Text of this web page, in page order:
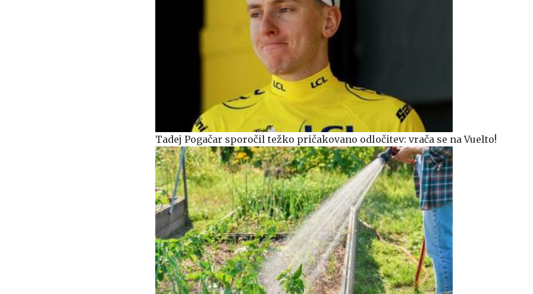
Tadej Pogačar sporočil težko pričakovano odločitev: vrača se na Vuelto!